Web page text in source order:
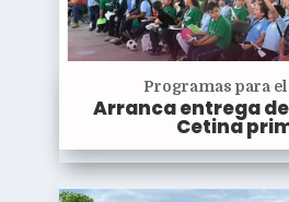
Programas para
Arranca entrega
Cetina